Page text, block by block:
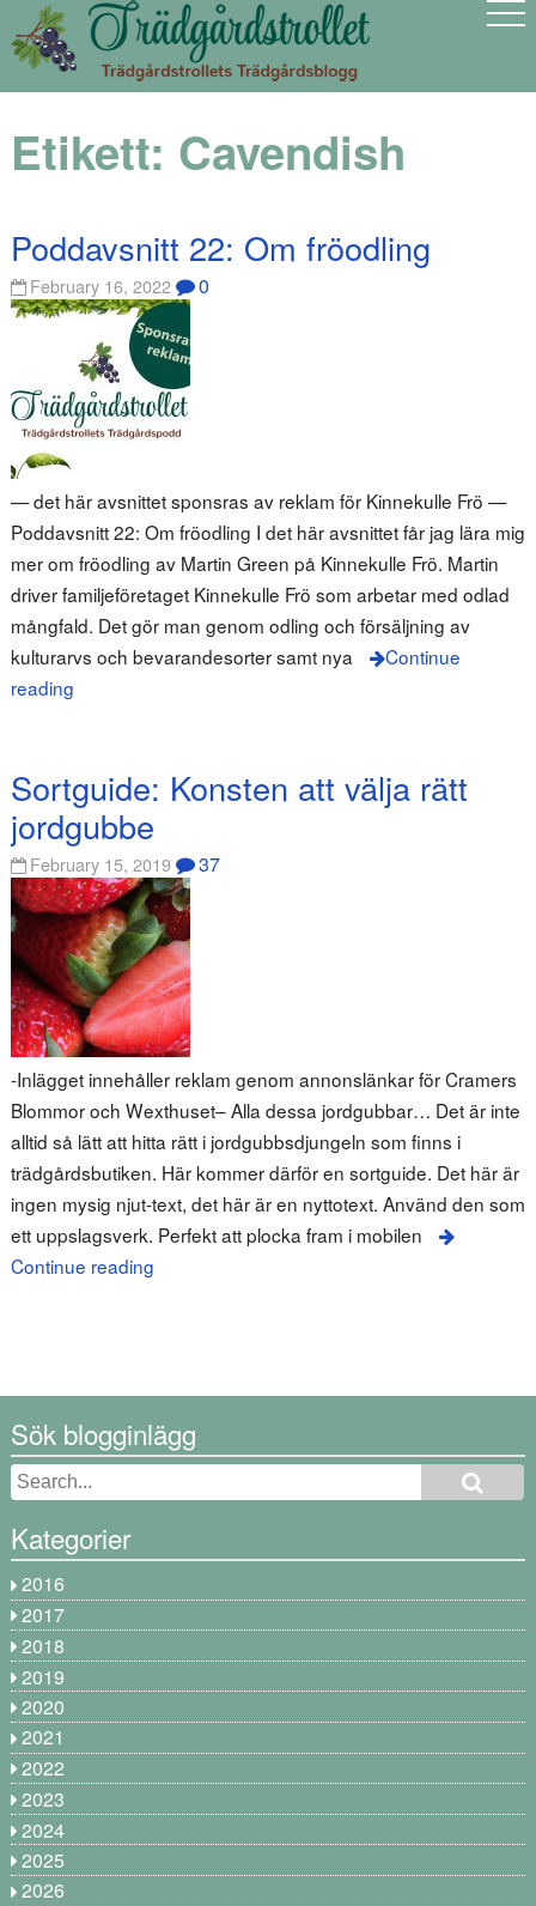
Etikett: Cavendish
Poddavsnitt 22: Om fröodling
February 16, 2022 0
— det här avsnittet sponsras av reklam för Kinnekulle Frö —
Poddavsnitt 22: Om fröodling I det här avsnittet får jag lära mig
mer om fröodling av Martin Green på Kinnekulle Frö. Martin
driver familjeföretaget Kinnekulle Frö som arbetar med odlad
mångfald. Det gör man genom odling och försäljning av
kulturarvs och bevarandesorter samt nya
Continue
reading
Sortguide: Konsten att välja rätt
jordgubbe
February 15, 2019 37
-Inlägget innehåller reklam genom annonslänkar för Cramers
Blommor och Wexthuset– Alla dessa jordgubbar… Det är inte
alltid så lätt att hitta rätt i jordgubbsdjungeln som finns i
trädgårdsbutiken. Här kommer därför en sortguide. Det här är
ingen mysig njut-text, det här är en nyttotext. Använd den som
ett uppslagsverk. Perfekt att plocka fram i mobilen
Continue reading
Sök blogginlägg
Kategorier
2016
2017
2018
2019
2020
2021
2022
2023
2024
2025
2026